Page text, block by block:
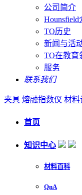
公司简介
Hounsfield
TO历史
新闻与活
TO在教育
服务
联系我们
夹具 熔融指数仪 材料
首页
知识中心
材料百科
QnA